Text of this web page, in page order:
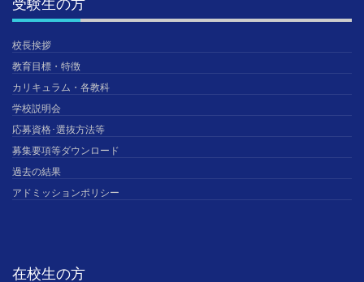
校長挨拶
教育目標・特徴
カリキュラム・各教科
学校説明会
応募資格･選抜方法等
募集要項等ダウンロード
過去の結果
アドミッションポリシー
在校生の方